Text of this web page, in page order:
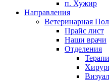
п. Хужир
Направления
Ветеринарная
Прайс лист
Наши врачи
Отделения